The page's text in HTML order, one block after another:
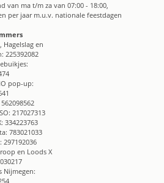
van ma t/m za van 07:00 - 18:00,
per jaar m.u.v. nationale feestdagen
Hagelslag en
225392082
pop-up:
217027313
334223763
783021033
297192036
en Loods X
Nijmegen: